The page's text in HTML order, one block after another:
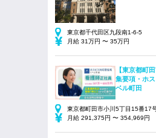
東京都千代田区九段南1-6-5
月給 31万円 〜 35万円
【東京都町
集要項・ホ
ベル町田
東京都町田市小川5丁目15番17
月給 291,375円 〜 354,969円